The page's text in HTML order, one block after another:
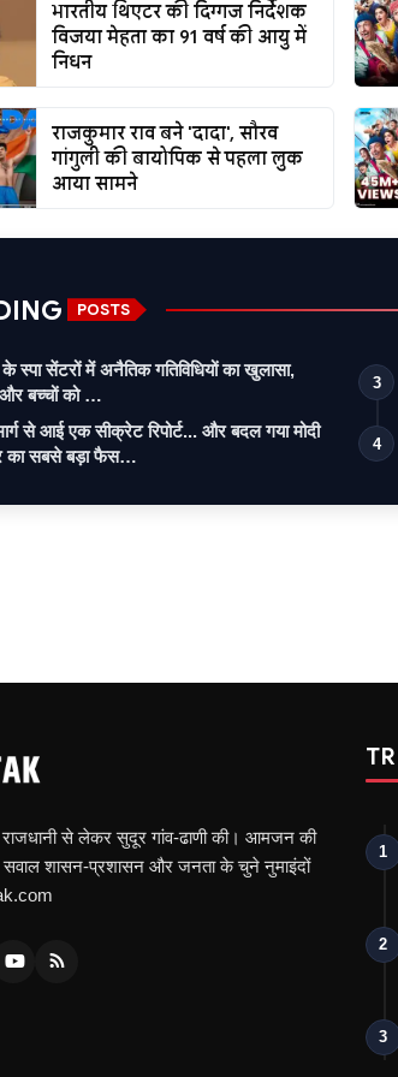
भारतीय थिएटर की दिग्गज निर्देशक
विजया मेहता का 91 वर्ष की आयु में
निधन
राजकुमार राव बने 'दादा', सौरव
गांगुली की बायोपिक से पहला लुक
आया सामने
POSTS
स्पा सेंटरों में अनैतिक गतिविधियों का खुलासा,
बच्चों को …
से आई एक सीक्रेट रिपोर्ट... और बदल गया मोदी
का सबसे बड़ा फैस…
3
4
से लेकर सुदूर गांव-ढाणी की। आमजन की
शासन-प्रशासन और जनता के चुने नुमाइंदों
1
2
3